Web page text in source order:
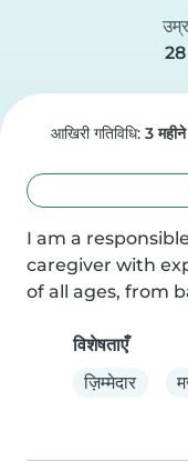
उम्र
28
आखिरी गतिविधि: 3
I am a
caregiver with
of all ages, from
विशेषताएँ
ज़िम्मेदार